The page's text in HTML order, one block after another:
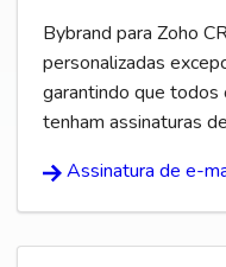
Bybrand para Zoho
personalizadas
garantindo que
tenham assinaturas
Assinatura de e-